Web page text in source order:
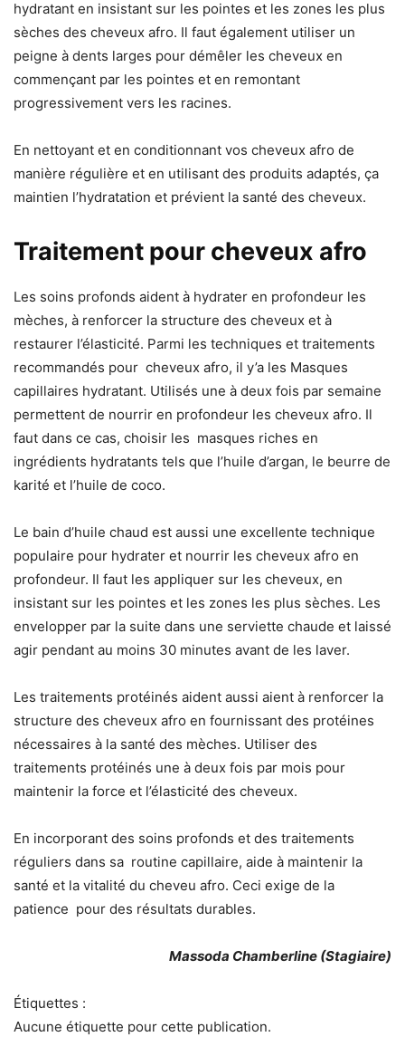
hydratant en insistant sur les pointes et les zones les plus
sèches des cheveux afro. Il faut également utiliser un
peigne à dents larges pour démêler les cheveux en
commençant par les pointes et en remontant
progressivement vers les racines.
En nettoyant et en conditionnant vos cheveux afro de
manière régulière et en utilisant des produits adaptés, ça
maintien l’hydratation et prévient la santé des cheveux.
Traitement pour cheveux afro
Les soins profonds aident à hydrater en profondeur les
mèches, à renforcer la structure des cheveux et à
restaurer l’élasticité. Parmi les techniques et traitements
recommandés pour cheveux afro, il y’a les Masques
capillaires hydratant. Utilisés une à deux fois par semaine
permettent de nourrir en profondeur les cheveux afro. Il
faut dans ce cas, choisir les masques riches en
ingrédients hydratants tels que l’huile d’argan, le beurre de
karité et l’huile de coco.
Le bain d’huile chaud est aussi une excellente technique
populaire pour hydrater et nourrir les cheveux afro en
profondeur. Il faut les appliquer sur les cheveux, en
insistant sur les pointes et les zones les plus sèches. Les
envelopper par la suite dans une serviette chaude et laissé
agir pendant au moins 30 minutes avant de les laver.
Les traitements protéinés aident aussi aient à renforcer la
structure des cheveux afro en fournissant des protéines
nécessaires à la santé des mèches. Utiliser des
traitements protéinés une à deux fois par mois pour
maintenir la force et l’élasticité des cheveux.
En incorporant des soins profonds et des traitements
réguliers dans sa routine capillaire, aide à maintenir la
santé et la vitalité du cheveu afro. Ceci exige de la
patience pour des résultats durables.
Massoda Chamberline (Stagiaire)
Étiquettes :
Aucune étiquette pour cette publication.